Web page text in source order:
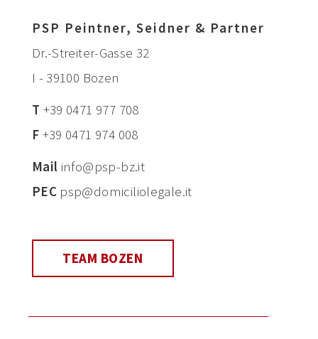
PSP Peintner, Seidner & Partner
Dr.-Streiter-Gasse 32
I - 39100 Bozen
T +39 0471 977 708
F +39 0471 974 008
Mail info@psp-bz.it
PEC psp@domiciliolegale.it
TEAM BOZEN